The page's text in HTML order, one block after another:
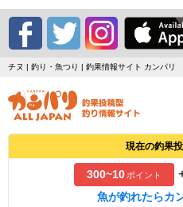
チヌ | 釣り・魚つり | 釣果情報サイト カンパリ
現在の釣果
300~10ポイント
魚が釣れたらカ